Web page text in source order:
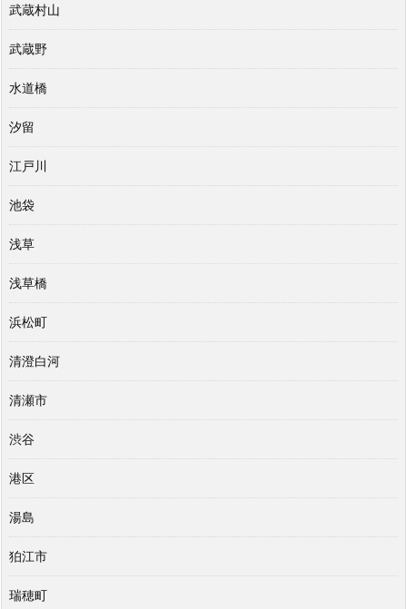
武蔵村山
武蔵野
水道橋
汐留
江戸川
池袋
浅草
浅草橋
浜松町
清澄白河
清瀬市
渋谷
港区
湯島
狛江市
瑞穂町